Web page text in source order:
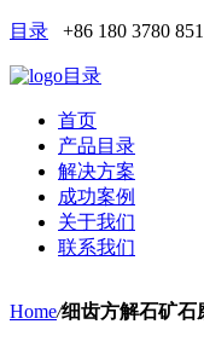
目录 +86 180 3780
目录
首页
产品目录
解决方案
成功案例
关于我们
联系我们
Home/细齿方解石矿石